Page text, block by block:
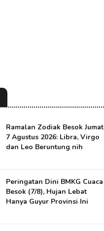
Ramalan Zodiak Besok Jumat
7 Agustus 2026: Libra, Virgo
dan Leo Beruntung nih
Peringatan Dini BMKG Cuaca
Besok (7/8), Hujan Lebat
Hanya Guyur Provinsi Ini